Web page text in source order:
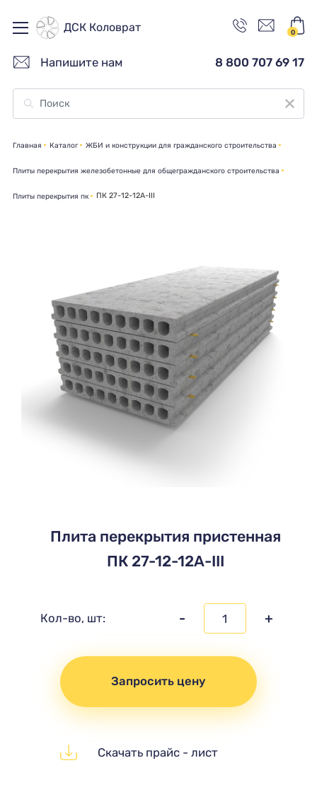
ДСК Коловрат 0
Напишите нам 8 800 707 69 17
Главная Каталог ЖБИ и конструкции для гражданского строительства
Плиты перекрытия железобетонные для общегражданского строительства
Плиты перекрытия пк ПК 27-12-12А-III
Плита перекрытия пристенная
ПК 27-12-12А-III
Кол-во, шт: - +
Запросить цену
Скачать прайс - лист